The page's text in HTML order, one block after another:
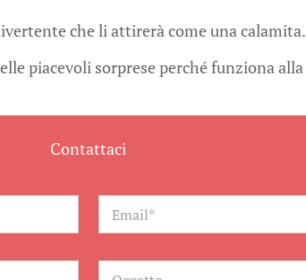
che li attirerà come una calamita.
piacevoli sorprese perché funziona alla
Contattaci
E
a
lO